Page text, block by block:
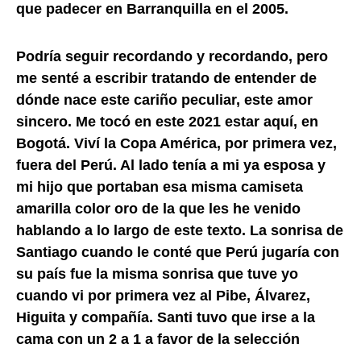
que padecer en Barranquilla en el 2005.
Podría seguir recordando y recordando, pero
me senté a escribir tratando de entender de
dónde nace este cariño peculiar, este amor
sincero. Me tocó en este 2021 estar aquí, en
Bogotá. Viví la Copa América, por primera vez,
fuera del Perú. Al lado tenía a mi ya esposa y
mi hijo que portaban esa misma camiseta
amarilla color oro de la que les he venido
hablando a lo largo de este texto. La sonrisa de
Santiago cuando le conté que Perú jugaría con
su país fue la misma sonrisa que tuve yo
cuando vi por primera vez al Pibe, Álvarez,
Higuita y compañía. Santi tuvo que irse a la
cama con un 2 a 1 a favor de la selección